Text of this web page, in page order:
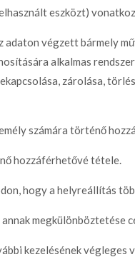
eszközt)
végzett bármely
alkalmas
zárolása,
számára történő
hozzáférhetővé tétele.
hogy a helyreállítás
megkülönböztetése
kezelésének